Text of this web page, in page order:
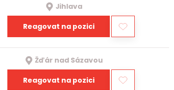
Jihlava
Reagovat na pozici
Žďár nad Sázavou
Reagovat na pozici